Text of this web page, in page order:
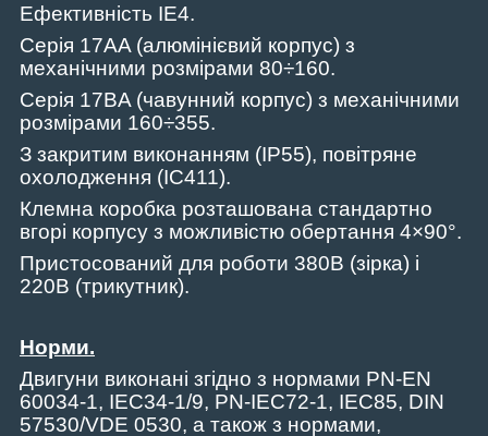
Ефективність IE4.
Серія 17AA (алюмінієвий корпус) з
механічними розмірами 80÷160.
Серія 17BA (чавунний корпус) з механічними
розмірами 160÷355.
З закритим виконанням (IP55), повітряне
охолодження (IC411).
Клемна коробка розташована стандартно
вгорі корпусу з можливістю обертання 4×90°.
Пристосований для роботи 380В (зірка) і
220В (трикутник).
Норми.
Двигуни виконані згідно з нормами PN-EN
60034-1, IEC34-1/9, PN-IEC72-1, IEC85, DIN
57530/VDE 0530, а також з нормами,